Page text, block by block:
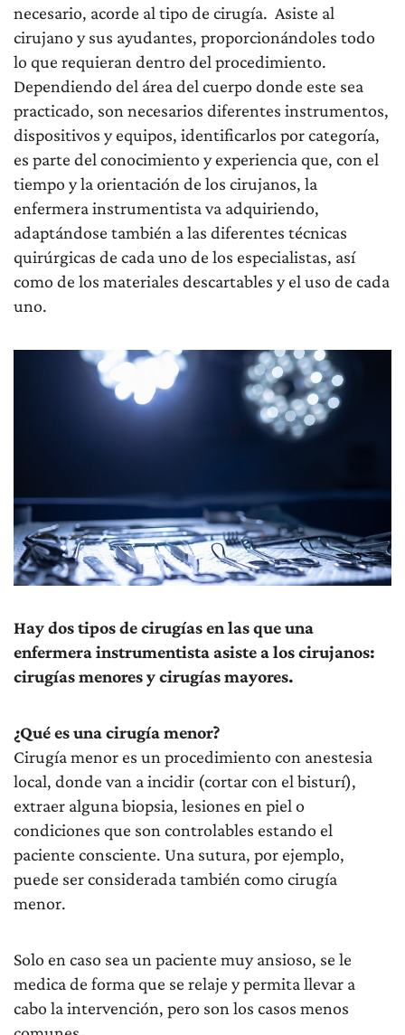
necesario, acorde al tipo de cirugía. Asiste al
cirujano y sus ayudantes, proporcionándoles todo
lo que requieran dentro del procedimiento.
Dependiendo del área del cuerpo donde este sea
practicado, son necesarios diferentes instrumentos,
dispositivos y equipos, identificarlos por categoría,
es parte del conocimiento y experiencia que, con el
tiempo y la orientación de los cirujanos, la
enfermera instrumentista va adquiriendo,
adaptándose también a las diferentes técnicas
quirúrgicas de cada uno de los especialistas, así
como de los materiales descartables y el uso de cada
uno.
Hay dos tipos de cirugías en las que una
enfermera instrumentista asiste a los cirujanos:
cirugías menores y cirugías mayores.
¿Qué es una cirugía menor?
Cirugía menor es un procedimiento con anestesia
local, donde van a incidir (cortar con el bisturí),
extraer alguna biopsia, lesiones en piel o
condiciones que son controlables estando el
paciente consciente. Una sutura, por ejemplo,
puede ser considerada también como cirugía
menor.
Solo en caso sea un paciente muy ansioso, se le
medica de forma que se relaje y permita llevar a
cabo la intervención, pero son los casos menos